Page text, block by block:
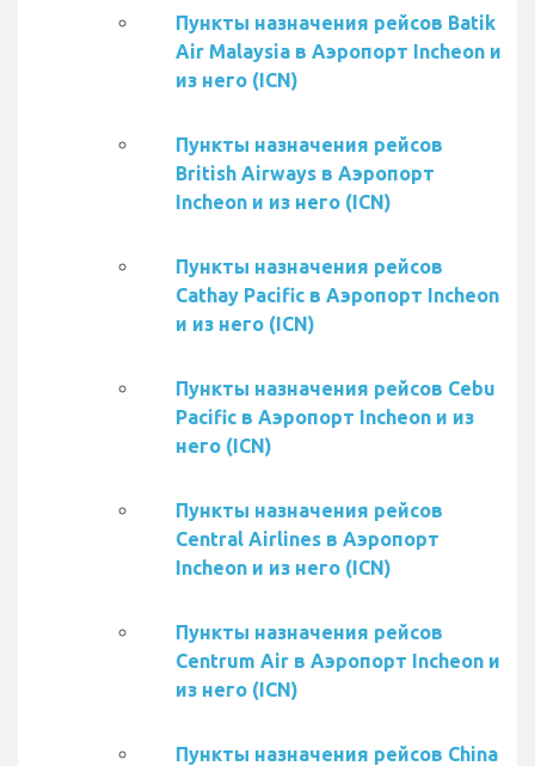
Пункты назначения рейсов Batik
Air Malaysia в Аэропорт Incheon и
из него (ICN)
Пункты назначения рейсов
British Airways в Аэропорт
Incheon и из него (ICN)
Пункты назначения рейсов
Cathay Pacific в Аэропорт Incheon
и из него (ICN)
Пункты назначения рейсов Cebu
Pacific в Аэропорт Incheon и из
него (ICN)
Пункты назначения рейсов
Central Airlines в Аэропорт
Incheon и из него (ICN)
Пункты назначения рейсов
Centrum Air в Аэропорт Incheon и
из него (ICN)
Пункты назначения рейсов China